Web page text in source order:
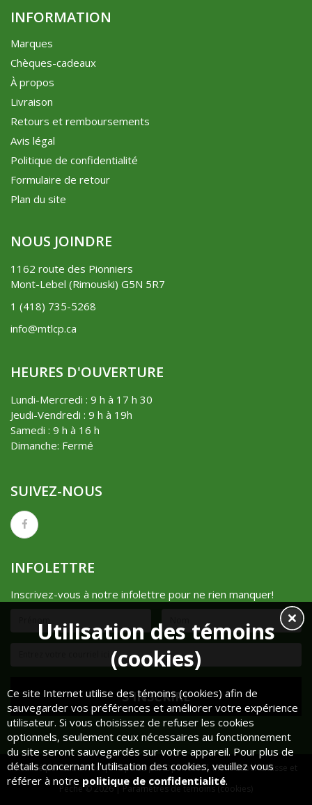
INFORMATION
Marques
Chèques-cadeaux
À propos
Livraison
Retours et remboursements
Avis légal
Politique de confidentialité
Formulaire de retour
Plan du site
NOUS JOINDRE
1162 route des Pionniers
Mont-Lebel (Rimouski) G5N 5R7
1 (418) 735-5268
info@mtlcp.ca
HEURES D'OUVERTURE
Lundi-Mercredi : 9 h à 17 h 30
Jeudi-Vendredi : 9 h à 19h
Samedi : 9 h à 16 h
Dimanche: Fermé
SUIVEZ-NOUS
INFOLETTRE
Inscrivez-vous à notre infolettre pour ne rien manquer!
Réalisé parCube Noir| Propulsé parOpenCart| Mont-Lebel Chasse et
Pêche © 2026 |Paramètres de témoins (cookies)
Utilisation des témoins
(cookies)
Ce site Internet utilise des témoins (cookies) afin de
sauvegarder vos préférences et améliorer votre expérience
utilisateur. Si vous choisissez de refuser les cookies
optionnels, seulement ceux nécessaires au fonctionnement
du site seront sauvegardés sur votre appareil. Pour plus de
détails concernant l'utilisation des cookies, veuillez vous
référer à notre politique de confidentialité.